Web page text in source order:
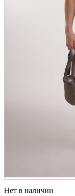
Нет в наличии